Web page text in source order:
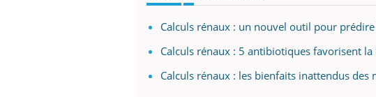
Calculs rénaux : un nouvel outil pour
Calculs rénaux : 5 antibiotiques favorisent
Calculs rénaux : les bienfaits inattendus des